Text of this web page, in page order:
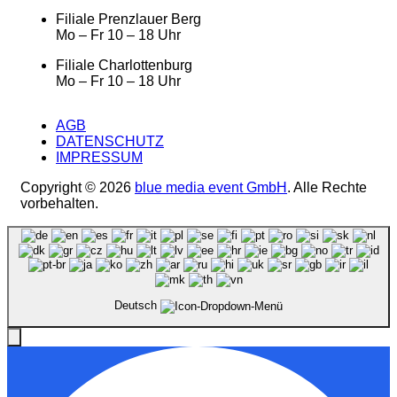
Filiale Prenzlauer Berg
Mo – Fr 10 – 18 Uhr
Filiale Charlottenburg
Mo – Fr 10 – 18 Uhr
AGB
DATENSCHUTZ
IMPRESSUM
Copyright © 2026 blue media event GmbH . Alle Rechte
vorbehalten.
Deutsch